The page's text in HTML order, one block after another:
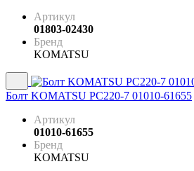
Артикул
01803-02430
Бренд
KOMATSU
Болт KOMATSU PC220-7 01010-61655
Артикул
01010-61655
Бренд
KOMATSU